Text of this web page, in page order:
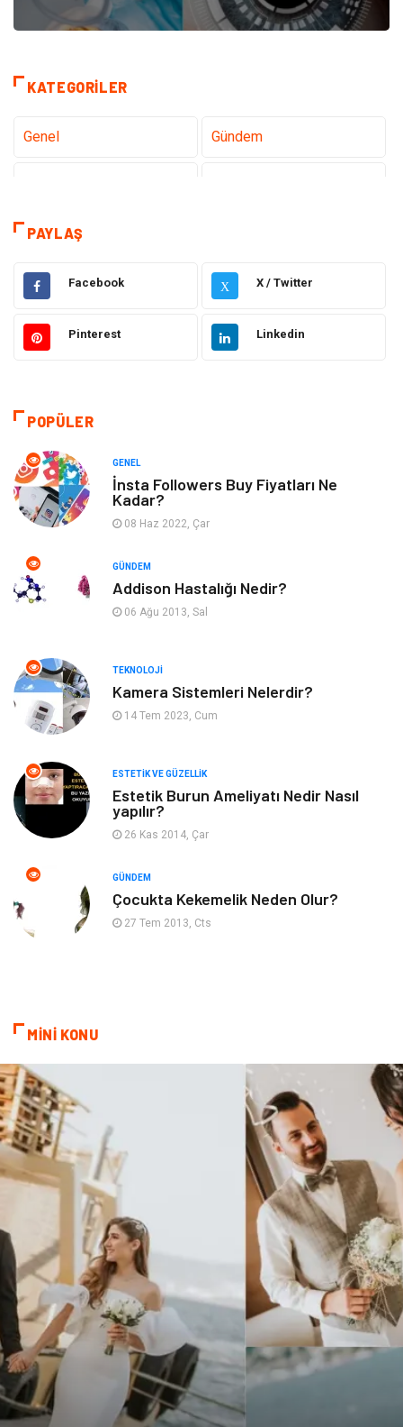
KATEGORILER
Genel Gündem
Teknoloji & İnternet
Elektrik & Elektronik Eğitim
Gıda Estetik ve Güzellik
Otomotiv
Giyim
Cilt ve Deri Hastalıkları
Organizasyon Hastalıklar
Kadın Hastalıkları Alternatif Tıp
Güzellik
Beslenme
Psikolojik Hastalıklar
Kanser
Bakım Aksesuar
Sağlık Haberleri Blogroll
Spor Malzemeleri Hediyelik Eşya
Kültür Acil ve İlkyardım
PAYLAŞ
Facebook X X / Twitter
Pinterest Linkedin
POPÜLER
GENEL
İnsta Followers Buy Fiyatları Ne
Kadar?
08 Haz 2022, Çar
GÜNDEM
Addison Hastalığı Nedir?
06 Ağu 2013, Sal
TEKNOLOJI
Kamera Sistemleri Nelerdir?
14 Tem 2023, Cum
ESTETIK VE GÜZELLIK
Estetik Burun Ameliyatı Nedir Nasıl
yapılır?
26 Kas 2014, Çar
GÜNDEM
Çocukta Kekemelik Neden Olur?
27 Tem 2013, Cts
MİNİ KONU